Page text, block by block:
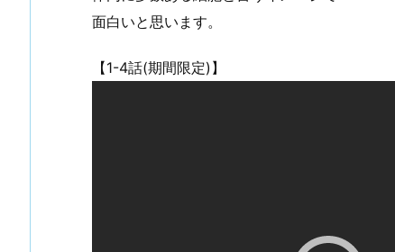
面白いと思います。
【1-4話(期間限定)】